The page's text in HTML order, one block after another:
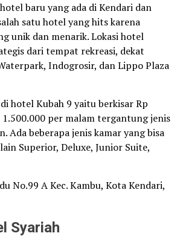
baru yang ada di Kendari dan
satu hotel yang hits karena
unik dan menarik. Lokasi hotel
dari tempat rekreasi, dekat
Indogrosir, dan Lippo Plaza
hotel Kubah 9 yaitu berkisar Rp
1.500.000 per malam tergantung jenis
Ada beberapa jenis kamar yang bisa
Superior, Deluxe, Junior Suite,
No.99 A Kec. Kambu, Kota Kendari,
Syariah